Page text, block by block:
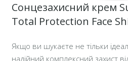
Сонцезахисний крем
Total Protection Face
Якщо ви шукаєте не тільки
надійний комплексний захист